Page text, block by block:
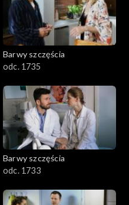
Barwy szczęścia
odc. 1735
Barwy szczęścia
odc. 1733